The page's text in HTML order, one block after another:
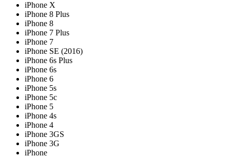
iPhone X
iPhone 8 Plus
iPhone 8
iPhone 7 Plus
iPhone 7
iPhone SE (2016)
iPhone 6s Plus
iPhone 6s
iPhone 6
iPhone 5s
iPhone 5c
iPhone 5
iPhone 4s
iPhone 4
iPhone 3GS
iPhone 3G
iPhone